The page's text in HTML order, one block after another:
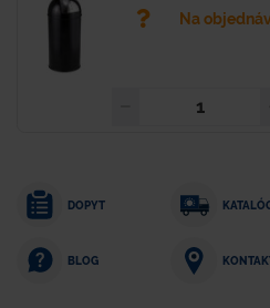
Na
DOPYT
BLOG